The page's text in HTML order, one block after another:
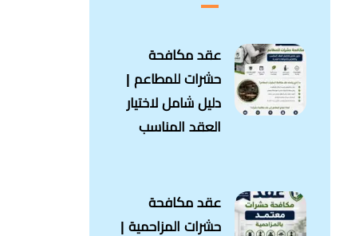
عقد مكافحة
حشرات للمطاعم |
دليل شامل لاختيار
العقد المناسب
عقد مكافحة
حشرات المزاحمية |